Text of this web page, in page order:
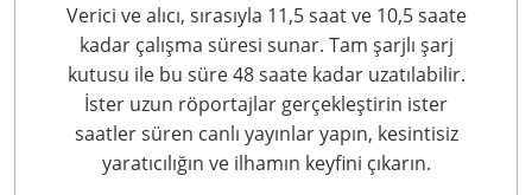
Verici ve alıcı, sırasıyla 11,5 saat ve 10,5 saate
kadar çalışma süresi sunar. Tam şarjlı şarj
kutusu ile bu süre 48 saate kadar uzatılabilir.
İster uzun röportajlar gerçekleştirin ister
saatler süren canlı yayınlar yapın, kesintisiz
yaratıcılığın ve ilhamın keyfini çıkarın.